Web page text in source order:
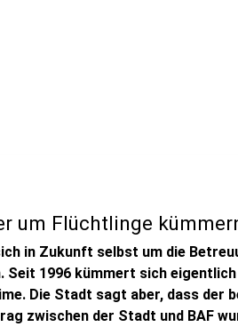
um Flüchtlinge
in Zukunft selbst um die
Seit 1996 kümmert sich eigentlich
Die Stadt sagt aber, dass der
zwischen der Stadt und BAF